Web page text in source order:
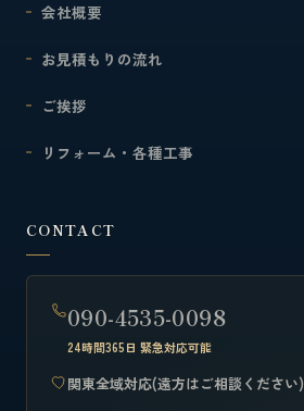
会社概要
お見積もりの流れ
ご挨拶
リフォーム・各種工事
CONTACT
090-4535-0098
24時間365日 緊急対応可能
関東全域対応(遠方はご相談ください)